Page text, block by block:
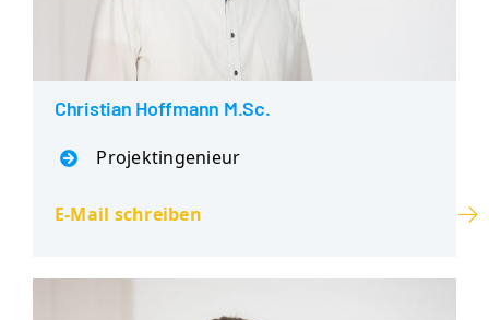
Christian Hoffmann M.Sc.
Projektingenieur
E-Mail schreiben